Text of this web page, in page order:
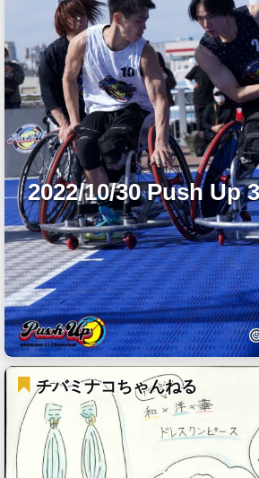
2022/10/30 Push Up
チバミナコちゃんねる